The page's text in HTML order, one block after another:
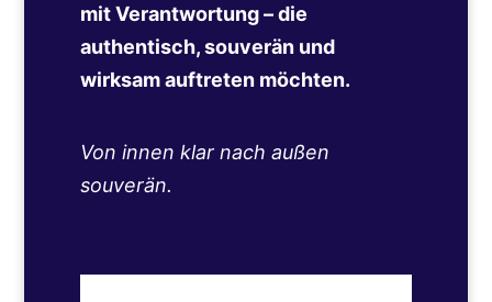
mit Verantwortung – die
authentisch, souverän und
wirksam auftreten möchten.
Von innen klar nach außen
souverän.